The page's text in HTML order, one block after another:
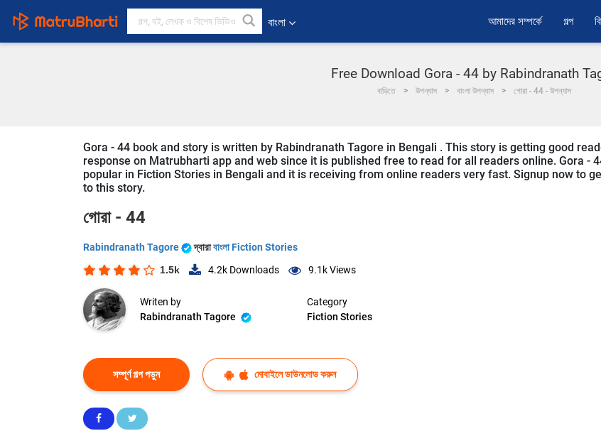
বাংলা আমাদের সম্পর্কে গল্প
Free Download Gora - 44 by Rabindranath
বাড়িতে উপন্যাস বাংলা উপন্যাস গোরা - 44 - উপন্যাস
Gora - 44 book and story is written by Rabindranath Tagore in Bengali . This story is getting good
response on Matrubharti app and web since it is published free to read for all readers online. Gora -
popular in Fiction Stories in Bengali and it is receiving from online readers very fast. Signup now to
to this story.
গোরা - 44
Rabindranath Tagore দ্বারাবাংলা Fiction Stories
1.5k 4.2k Downloads 9.1kViews
Writen by
Rabindranath Tagore
Category
Fiction Stories
সম্পূর্ণ গল্প পড়ুন মোবাইলে ডাউনলোড করুন